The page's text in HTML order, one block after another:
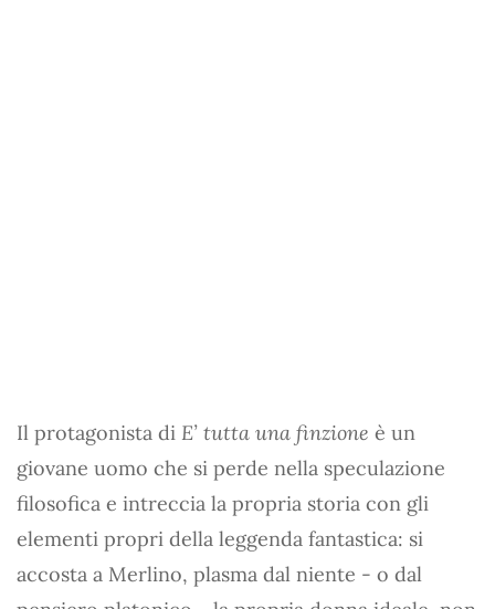
Il protagonista di E’ tutta una finzione è un
giovane uomo che si perde nella speculazione
filosofica e intreccia la propria storia con gli
elementi propri della leggenda fantastica: si
accosta a Merlino, plasma dal niente - o dal